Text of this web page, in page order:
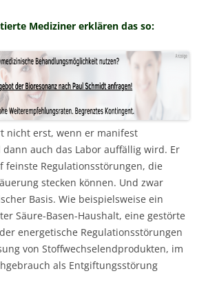
Mediziner erklären das so:
nicht erst, wenn er manifest
auch das Labor auffällig wird. Er
feinste Regulationsstörungen, die
stecken können. Und zwar
Basis. Wie beispielsweise ein
Säure-Basen-Haushalt, eine gestörte
energetische Regulationsstörungen
von Stoffwechselendprodukten, im
als Entgiftungsstörung